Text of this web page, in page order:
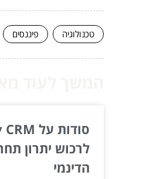
טכנולוגיה פיננסים
לרכוש יתרון
הדינמי